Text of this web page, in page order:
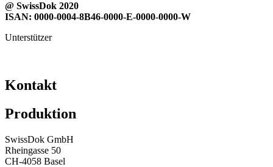
@ SwissDok 2020
ISAN: 0000-0004-8B46-0000-E-0000-0000-W
Unterstützer
Kontakt
Produktion
SwissDok GmbH
Rheingasse 50
CH-4058 Basel